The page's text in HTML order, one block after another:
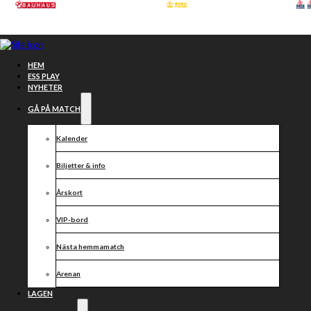
Hoppa till huvudinnehåll
HEM
ESS PLAY
NYHETER
GÅ PÅ MATCH
Kalender
Biljetter & info
Årskort
VIP-bord
Nästa hemmamatch
Arenan
LAGEN
Idag inleds